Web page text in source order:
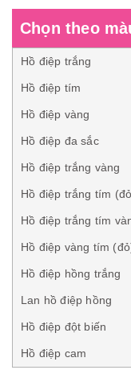
Chọn theo
Hồ điệp trắng
Hồ điệp tím
Hồ điệp vàng
Hồ điệp đa sắc
Hồ điệp trắng vàng
Hồ điệp trắng tím
Hồ điệp trắng tím
Hồ điệp vàng tím
Hồ điệp hồng trắng
Lan hồ điệp hồng
Hồ điệp đột biến
Hồ điệp cam